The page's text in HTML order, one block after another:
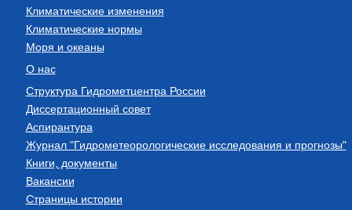
Климатические изменения
Климатические нормы
Моря и океаны
О нас
Структура Гидрометцентра России
Диссертационный совет
Аспирантура
Журнал "Гидрометеорологические исследования и прогнозы"
Книги, документы
Вакансии
Страницы истории